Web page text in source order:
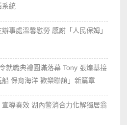
系統
事處溫馨慰勞 感謝「人民保姆」
就職典禮圓滿落幕 Tony 張煌基接
保育海洋 歡樂聯誼」新篇章
宣導奏效 湖內警消合力化解獨居翁